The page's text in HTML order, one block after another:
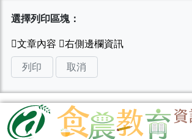
選擇列印區塊：
列印 取消